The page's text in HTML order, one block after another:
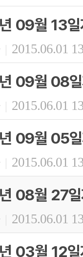
09월 13일
| 2015.06.01
09월 08일
| 2015.06.01
09월 05일
| 2015.06.01
08월 27일
| 2015.06.01
03월 12일